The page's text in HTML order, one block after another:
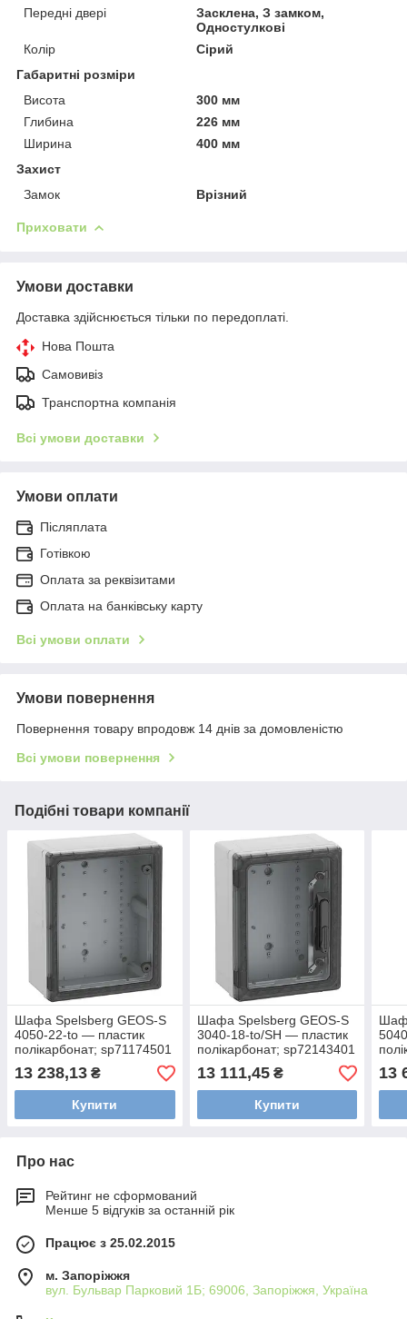
Передні двері
Засклена, З замком,
Одностулкові
Колір
Сірий
Габаритні розміри
Висота
300 мм
Глибина
226 мм
Ширина
400 мм
Захист
Замок
Врізний
Приховати
Умови доставки
Доставка здійснюється тільки по передоплаті.
Нова Пошта
Самовивіз
Транспортна компанія
Всі умови доставки
Умови оплати
Післяплата
Готівкою
Оплата за реквізитами
Оплата на банківську карту
Всі умови оплати
Умови повернення
Повернення товару впродовж 14 днів за домовленістю
Всі умови повернення
Подібні товари компанії
Шафа Spelsberg GEOS-S
4050-22-to — пластик
полікарбонат; sp71174501
13 238,13 ₴
Купити
Шафа Spelsberg GEOS-S
3040-18-to/SH — пластик
полікарбонат; sp72143401
13 111,45₴
Купити
13
Про нас
Рейтинг не сформований
Менше 5 відгуків за останній рік
Працює з 25.02.2015
м. Запоріжжя
вул. Бульвар Парковий 1Б; 69006, Запоріжжя, Україна